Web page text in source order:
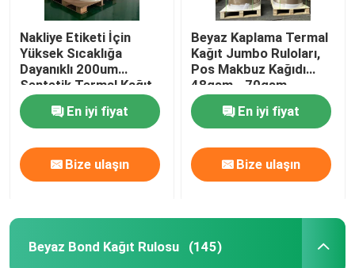
Nakliye Etiketi İçin
Yüksek Sıcaklığa
Dayanıklı 200um
Sentetik Termal Kağıt
Rulosu
En iyi fiyat
Bize ulaşın
Beyaz Kaplama Termal
Kağıt Jumbo Ruloları,
Pos Makbuz Kağıdı
48gsm - 70gsm
En iyi fiyat
Bize ulaşın
Beyaz Bond Kağıt Rulosu (145)